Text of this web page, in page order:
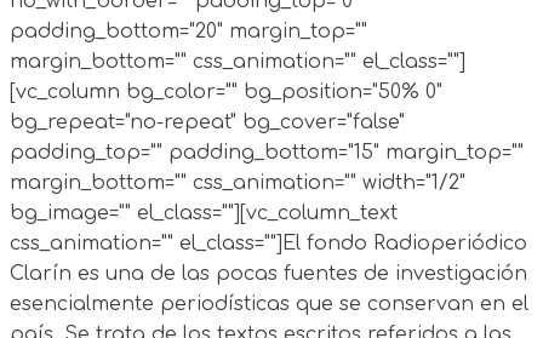
padding_bottom="20" margin_top=""
margin_bottom="" css_animation="" el_class=""]
[vc_column bg_color="" bg_position="50% 0"
bg_repeat="no-repeat" bg_cover="false"
padding_top="" padding_bottom="15" margin_top=""
margin_bottom="" css_animation="" width="1/2"
bg_image="" el_class=""][vc_column_text
css_animation="" el_class=""]El fondo Radioperiódico
Clarín es una de las pocas fuentes de investigación
esencialmente periodísticas que se conservan en el